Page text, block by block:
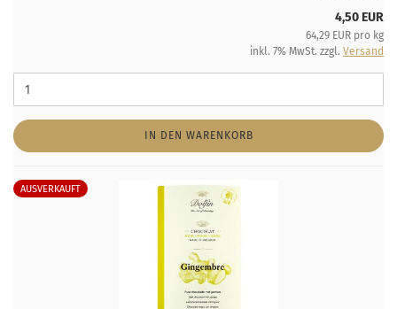
4,50 EUR
64,29 EUR pro kg
inkl. 7% MwSt. zzgl. Versand
IN DEN WARENKORB
AUSVERKAUFT